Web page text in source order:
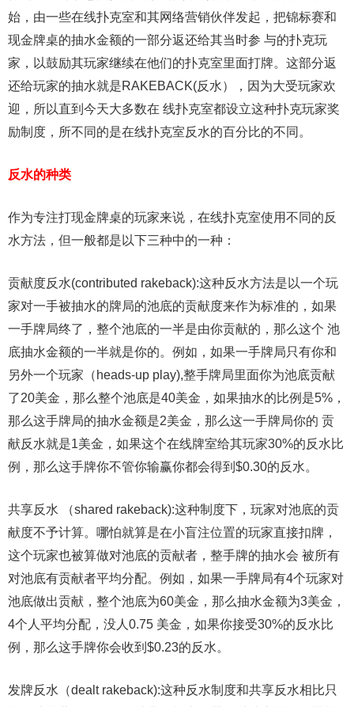
始，由一些在线扑克室和其网络营销伙伴发起，把锦标赛和
现金牌桌的抽水金额的一部分返还给其当时参 与的扑克玩
家，以鼓励其玩家继续在他们的扑克室里面打牌。这部分返
还给玩家的抽水就是RAKEBACK(反水），因为大受玩家欢
迎，所以直到今天大多数在 线扑克室都设立这种扑克玩家奖
励制度，所不同的是在线扑克室反水的百分比的不同。
反水的种类
作为专注打现金牌桌的玩家来说，在线扑克室使用不同的反
水方法，但一般都是以下三种中的一种：
贡献度反水(contributed rakeback):这种反水方法是以一个玩
家对一手被抽水的牌局的池底的贡献度来作为标准的，如果
一手牌局终了，整个池底的一半是由你贡献的，那么这个 池
底抽水金额的一半就是你的。例如，如果一手牌局只有你和
另外一个玩家（heads-up play),整手牌局里面你为池底贡献
了20美金，那么整个池底是40美金，如果抽水的比例是5%，
那么这手牌局的抽水金额是2美金，那么这一手牌局你的 贡
献反水就是1美金，如果这个在线牌室给其玩家30%的反水比
例，那么这手牌你不管你输赢你都会得到$0.30的反水。
共享反水 （shared rakeback):这种制度下，玩家对池底的贡
献度不予计算。哪怕就算是在小盲注位置的玩家直接扣牌，
这个玩家也被算做对池底的贡献者，整手牌的抽水会 被所有
对池底有贡献者平均分配。例如，如果一手牌局有4个玩家对
池底做出贡献，整个池底为60美金，那么抽水金额为3美金，
4个人平均分配，没人0.75 美金，如果你接受30%的反水比
例，那么这手牌你会收到$0.23的反水。
发牌反水（dealt rakeback):这种反水制度和共享反水相比只